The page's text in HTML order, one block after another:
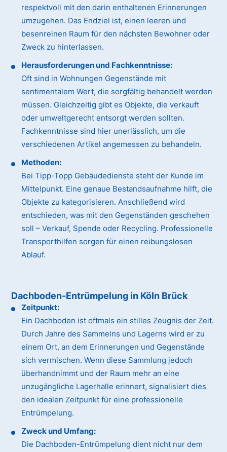
respektvoll mit den darin enthaltenen Erinnerungen
umzugehen. Das Endziel ist, einen leeren und
besenreinen Raum für den nächsten Bewohner oder
Zweck zu hinterlassen.
Herausforderungen und Fachkenntnisse:
Oft sind in Wohnungen Gegenstände mit
sentimentalem Wert, die sorgfältig behandelt werden
müssen. Gleichzeitig gibt es Objekte, die verkauft
oder umweltgerecht entsorgt werden sollten.
Fachkenntnisse sind hier unerlässlich, um die
verschiedenen Artikel angemessen zu behandeln.
Methoden:
Bei Tipp-Topp Gebäudedienste steht der Kunde im
Mittelpunkt. Eine genaue Bestandsaufnahme hilft, die
Objekte zu kategorisieren. Anschließend wird
entschieden, was mit den Gegenständen geschehen
soll – Verkauf, Spende oder Recycling. Professionelle
Transporthilfen sorgen für einen reibungslosen
Ablauf.
Dachboden-Entrümpelung in Köln Brück
Zeitpunkt:
Ein Dachboden ist oftmals ein stilles Zeugnis der Zeit.
Durch Jahre des Sammelns und Lagerns wird er zu
einem Ort, an dem Erinnerungen und Gegenstände
sich vermischen. Wenn diese Sammlung jedoch
überhandnimmt und der Raum mehr an eine
unzugängliche Lagerhalle erinnert, signalisiert dies
den idealen Zeitpunkt für eine professionelle
Entrümpelung.
Zweck und Umfang:
Die Dachboden-Entrümpelung dient nicht nur dem